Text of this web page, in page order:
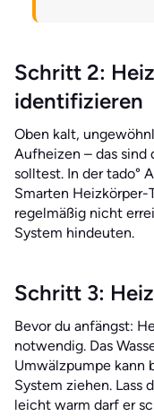
Schritt 2:
identifizieren
Oben kalt,
Aufheizen – das
solltest. In der tado°
Smarten
regelmäßig nicht
System hindeuten.
Schritt 3:
Bevor du anfängst:
notwendig. Das
Umwälzpumpe kann
System ziehen. Lass
leicht warm darf er